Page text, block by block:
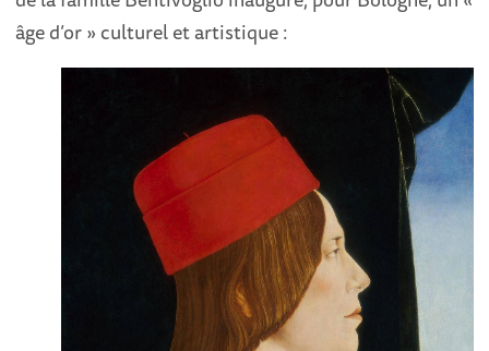
âge d’or » culturel et artistique :